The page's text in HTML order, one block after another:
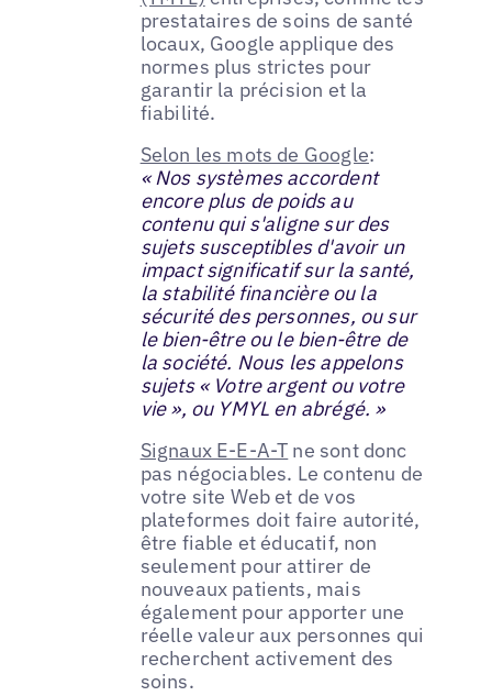
prestataires de soins de santé
locaux, Google applique des
normes plus strictes pour
garantir la précision et la
fiabilité.
Selon les mots de Google:
« Nos systèmes accordent
encore plus de poids au
contenu qui s'aligne sur des
sujets susceptibles d'avoir un
impact significatif sur la santé,
la stabilité financière ou la
sécurité des personnes, ou sur
le bien-être ou le bien-être de
la société. Nous les appelons
sujets « Votre argent ou votre
vie », ou YMYL en abrégé. »
Signaux E-E-A-T ne sont donc
pas négociables. Le contenu de
votre site Web et de vos
plateformes doit faire autorité,
être fiable et éducatif, non
seulement pour attirer de
nouveaux patients, mais
également pour apporter une
réelle valeur aux personnes qui
recherchent activement des
soins.